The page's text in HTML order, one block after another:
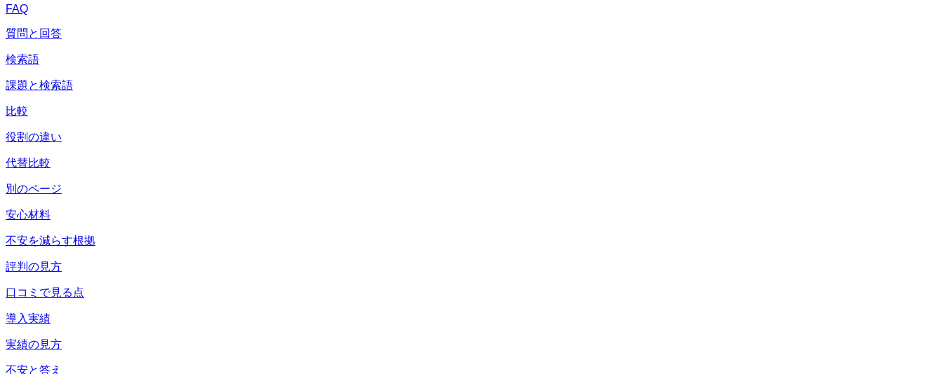
FAQ
質問と回答
検索語
課題と検索語
比較
役割の違い
代替比較
別のページ
安心材料
不安を減らす根拠
評判の見方
口コミで見る点
導入実績
実績の見方
不安と答え